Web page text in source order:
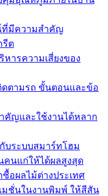
ที่มีความสำคัญ
รีต
หารความเสี่ยงของ
ดตามรถ ขั้นตอนและข้อ
คัญและใช้งานได้หลาก
บระบบสมาร์ทโฮม
นแก่ให้ได้ผลสูงสุด
อผลไม้ต่างประเทศ
มชั่นในงานพิมพ์ ให้สีสัน